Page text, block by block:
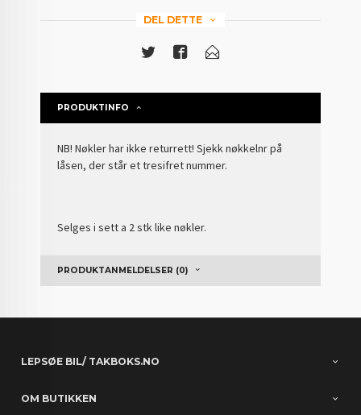
DEL DETTE
PRODUKTINFO
NB! Nøkler har ikke returrett! Sjekk nøkkelnr på
låsen, der står et tresifret nummer.
Selges i sett a 2 stk like nøkler.
PRODUKTANMELDELSER (0)
LEPSØE BIL/ TAKBOKS.NO
OM BUTIKKEN